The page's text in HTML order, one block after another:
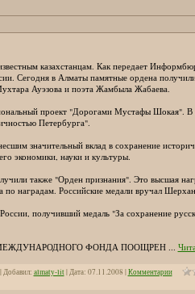
казахстанцам. Как передает
Сегодня в Алматы памятные ордена
Ауэзова и поэта Жамбыла Жабаева.
проект "Дорогами Мустафы Шокая". В
Петербурга".
значительный вклад в сохранение
экономики, науки и культуры.
также "Орден признания". Это высшая
по наградам. Российские медали вручал
получивший медаль "За сохранение
ФОНДА ПООЩРЕН ...
almaty-lit| Дата: 07.11.2008 |Комментарии